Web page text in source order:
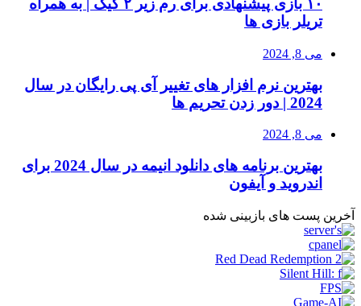
۱۰ بازی پیشنهادی برای رم زیر ۲ گیگ | به همراه
تریلر بازی ها
می 8, 2024
بهترین نرم افزار های تغییر آی پی رایگان در سال
2024 | دور زدن تحریم ها
می 8, 2024
بهترین برنامه های دانلود انیمه در سال 2024 برای
اندروید و آیفون
آخرین پست های بازبینی شده